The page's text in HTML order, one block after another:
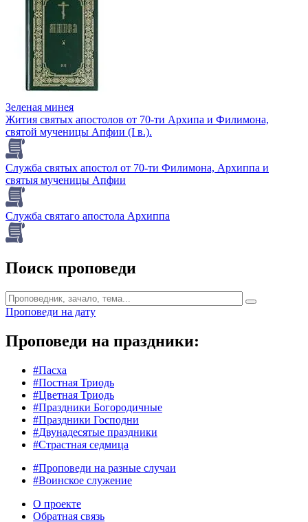
Зеленая минея
Жития святых апостолов от 70-ти Архипа и Филимона,
святой мученицы Апфии (I в.).
Служба святых апостол от 70-ти Филимона, Архиппа и
святыя мученицы Апфии
Служба святаго апостола Архиппа
Поиск проповеди
Проповеди на дату
Проповеди на праздники:
#Пасха
#Постная Триодь
#Цветная Триодь
#Праздники Богородичные
#Праздники Господни
#Двунадесятые праздники
#Страстная седмица
#Проповеди на разные случаи
#Воинское служение
О проекте
Обратная связь